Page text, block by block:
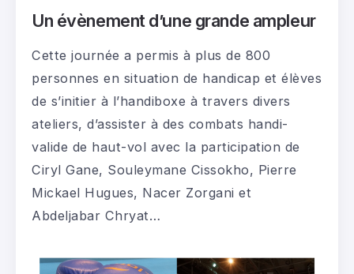
Un évènement d’une grande ampleur
Cette journée a permis à plus de 800
personnes en situation de handicap et élèves
de s’initier à l’handiboxe à travers divers
ateliers, d’assister à des combats handi-
valide de haut-vol avec la participation de
Ciryl Gane, Souleymane Cissokho, Pierre
Mickael Hugues, Nacer Zorgani et
Abdeljabar Chryat…